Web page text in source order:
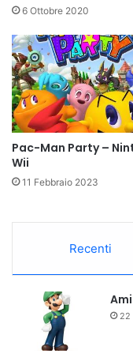
6 Ottobre 2020
Pac-Man Party –
Wii
11 Febbraio 2023
Recenti
22